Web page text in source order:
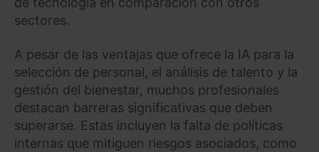
sectores.
A pesar de las ventajas que ofrece la IA para la
selección de personal, el análisis de talento y la
gestión del bienestar, muchos profesionales
destacan barreras significativas que deben
superarse. Estas incluyen la falta de políticas
internas que mitiguen riesgos asociados, como